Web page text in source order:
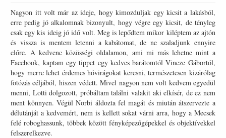
Nagyon itt volt már az ideje, hogy kimozduljak egy kicsit a lakásból,
erre pedig jó alkalomnak bizonyult, hogy végre egy kicsit, de tényleg
csak egy kis ideig jó idő volt. Meg is lepődtem mikor kiléptem az ajtón
és vissza is mentem letenni a kabátomat, de ne szaladjunk ennyire
előre. A kedvenc közösségi oldalamon, ami mi más lehetne mint a
Facebook, kaptam egy tippet egy kedves barátomtól Vincze Gábortól,
hogy merre lehet érdemes hóvirágokat keresni, természetesen kizárólag
fotózás céljából, hiszen védett. Mivel nagyon nem volt kedvem egyedül
menni, Lotti dolgozott, próbáltam találni valakit aki elkísér, de ez nem
ment könnyen. Végül Norbi áldozta fel magát és miután átszervezte a
délutánját a kedvemért, nem is kellett sokat várni arra, hogy a Mecsek
felé roboghassunk, többek között fényképezőgépekkel és objektívekkel
felszerelkezve.